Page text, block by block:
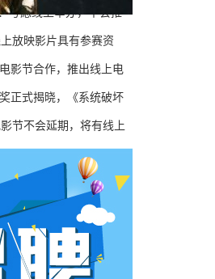
《鸡皮疙瘩》有望拍
制作过两部《鸡皮疙瘩》
兹联手Scholastic娱乐公
年,初代v6合体照曝
者联盟4：终局之战》上映
罗素兄弟（安东尼·罗素与
曝光了一组影片幕后照，
到那些激动人心的时…
国际&好莱坞
放映影片具有参赛资
影节合作，推出线上电
正式揭晓，《系统破坏
节不会延期，将有线上
投票环节，将以网络形
影市场计划
考虑线上举办，不会推
放映影片具有参赛资
影节合作，推出线上电
正式揭晓，《系统破坏